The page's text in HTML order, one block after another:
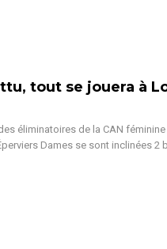
tout se jouera à
éliminatoires de la CAN
Dames se sont inclinées 2